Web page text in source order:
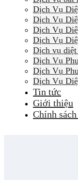
Dịch Vụ
Dịch Vụ
Dịch Vụ
Dịch Vụ
Dịch vụ diệt
Dịch Vụ
Dịch Vụ
Dịch Vụ
Tin tức
Giới thiệu
Chính